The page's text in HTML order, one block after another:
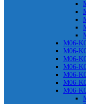
M06-
M06-
M06-
M06-
M06-
M06-
M06-